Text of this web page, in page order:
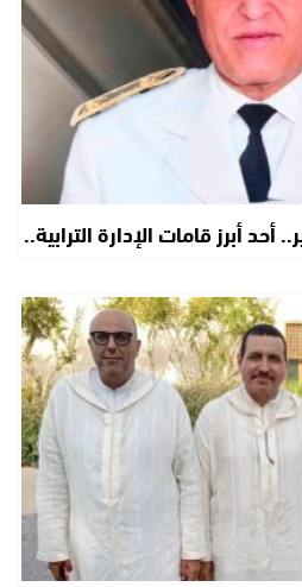
أبرز قامات الإدارة الترابية..